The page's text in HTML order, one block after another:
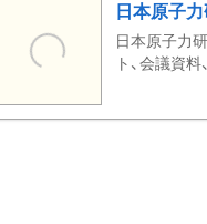
日本原子
日本原子力
ト、会議資